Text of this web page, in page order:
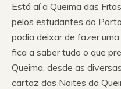
Está aí a Queima das
pelos estudantes do
podia deixar de fazer
fica a saber tudo o que
Queima, desde as
cartaz das Noites da